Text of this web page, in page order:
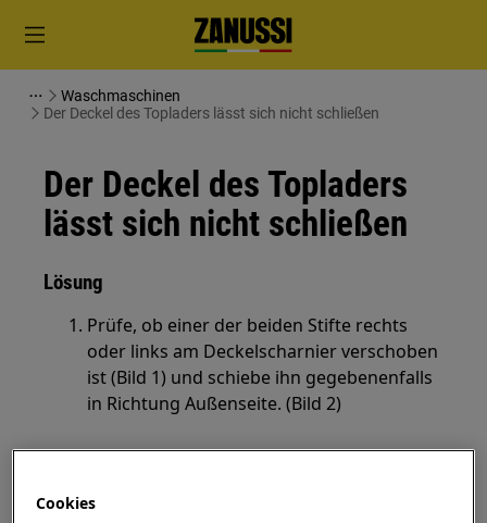
Waschmaschinen
Der Deckel des Topladers lässt sich nicht schließen
Der Deckel des Topladers
lässt sich nicht schließen
Lösung
Prüfe, ob einer der beiden Stifte rechts
oder links am Deckelscharnier verschoben
ist (Bild 1) und schiebe ihn gegebenenfalls
in Richtung Außenseite. (Bild 2)
Bild 1: Position Stiftam Deckel des Topladers
Cookies